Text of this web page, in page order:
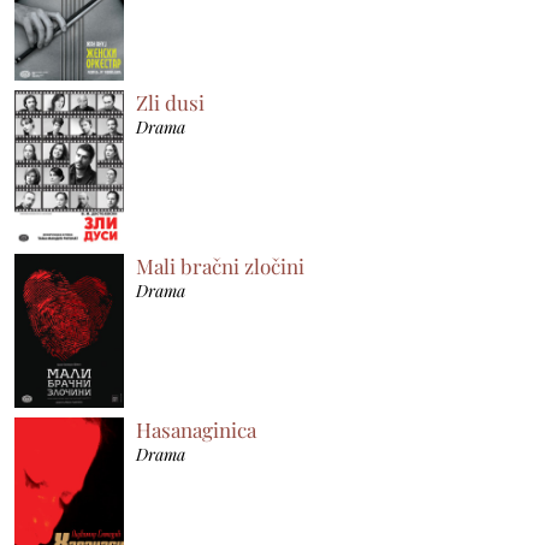
Zli dusi
Drama
Mali bračni zločini
Drama
Hasanaginica
Drama